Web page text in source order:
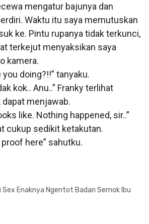
mengatur bajunya dan
Waktu itu saya memutuskan
ke. Pintu rupanya tidak terkunci,
terkejut menyaksikan saya
kamera.
doing?!!” tanyaku.
kok.. Anu..” Franky terlihat
menjawab.
like. Nothing happened, sir..”
cukup sedikit ketakutan.
here” sahutku.
Sex Enaknya Ngentot Badan Semok Ibu